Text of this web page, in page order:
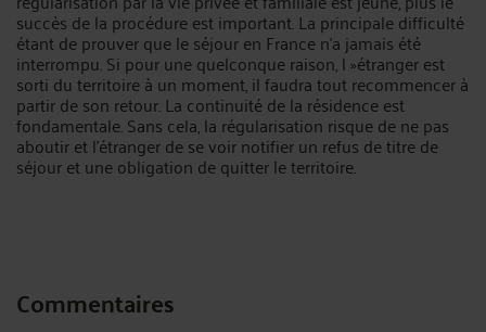
succès de la procédure est important. La principale difficulté
étant de prouver que le séjour en France n’a jamais été
interrompu. Si pour une quelconque raison, l »étranger est
sorti du territoire à un moment, il faudra tout recommencer à
partir de son retour. La continuité de la résidence est
fondamentale. Sans cela, la régularisation risque de ne pas
aboutir et l’étranger de se voir notifier un refus de titre de
séjour et une obligation de quitter le territoire.
Commentaires